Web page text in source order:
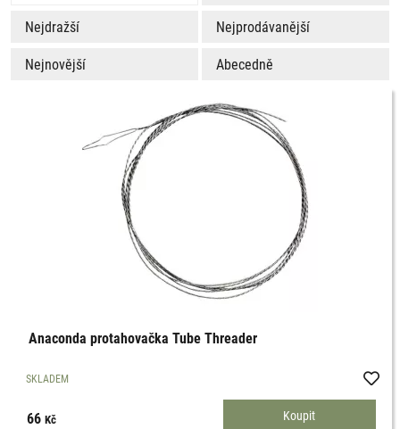
Nejdražší
Nejprodávanější
Nejnovější
Abecedně
Anaconda protahovačka Tube Threader
SKLADEM
66Kč